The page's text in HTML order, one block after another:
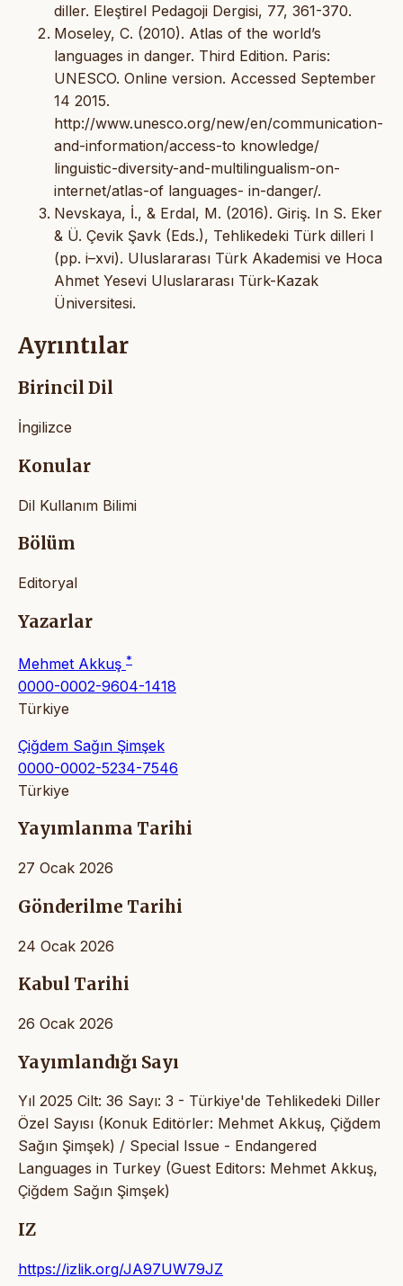
diller. Eleştirel Pedagoji Dergisi, 77, 361-370.
Moseley, C. (2010). Atlas of the world’s
languages in danger. Third Edition. Paris:
UNESCO. Online version. Accessed September
14 2015.
http://www.unesco.org/new/en/communication-
and-information/access-to knowledge/
linguistic-diversity-and-multilingualism-on-
internet/atlas-of languages- in-danger/.
Nevskaya, İ., & Erdal, M. (2016). Giriş. In S. Eker
& Ü. Çevik Şavk (Eds.), Tehlikedeki Türk dilleri I
(pp. i–xvi). Uluslararası Türk Akademisi ve Hoca
Ahmet Yesevi Uluslararası Türk-Kazak
Üniversitesi.
Ayrıntılar
Birincil Dil
İngilizce
Konular
Dil Kullanım Bilimi
Bölüm
Editoryal
Yazarlar
Mehmet Akkuş *
0000-0002-9604-1418
Türkiye
Çiğdem Sağın Şimşek
0000-0002-5234-7546
Türkiye
Yayımlanma Tarihi
27 Ocak 2026
Gönderilme Tarihi
24 Ocak 2026
Kabul Tarihi
26 Ocak 2026
Yayımlandığı Sayı
Yıl 2025 Cilt: 36 Sayı: 3 - Türkiye'de Tehlikedeki Diller
Özel Sayısı (Konuk Editörler: Mehmet Akkuş, Çiğdem
Sağın Şimşek) / Special Issue - Endangered
Languages in Turkey (Guest Editors: Mehmet Akkuş,
Çiğdem Sağın Şimşek)
IZ
https://izlik.org/JA97UW79JZ